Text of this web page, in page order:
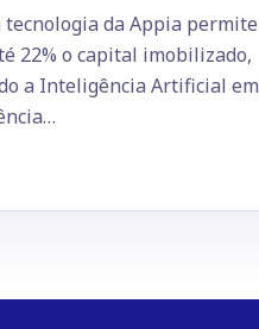
tecnologia da Appia permite
22% o capital imobilizado,
a Inteligência Artificial